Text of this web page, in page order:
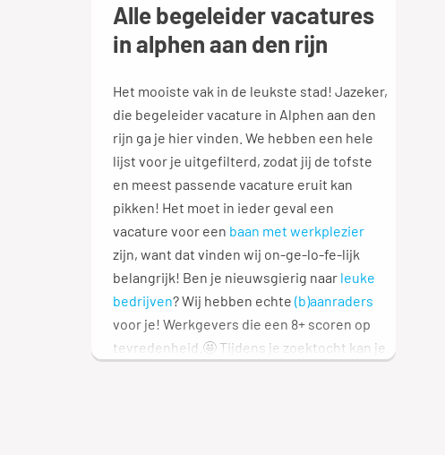
Alle begeleider vacatures
in alphen aan den rijn
Het mooiste vak in de leukste stad! Jazeker,
die begeleider vacature in Alphen aan den
rijn ga je hier vinden. We hebben een hele
lijst voor je uitgefilterd, zodat jij de tofste
en meest passende vacature eruit kan
pikken! Het moet in ieder geval een
vacature voor een baan met werkplezier
zijn, want dat vinden wij on-ge-lo-fe-lijk
belangrijk! Ben je nieuwsgierig naar leuke
bedrijven? Wij hebben echte (b)aanraders
voor je! Werkgevers die een 8+ scoren op
tevredenheid.🤩 Tijdens je zoektocht kan je